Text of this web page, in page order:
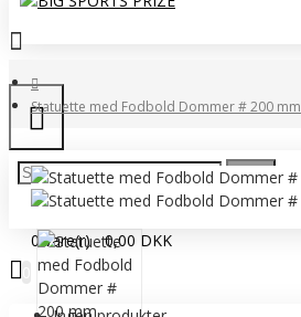
0 vare(r) - 0,00 DKK
Statuette med Fodbold Dommer # 200 mm